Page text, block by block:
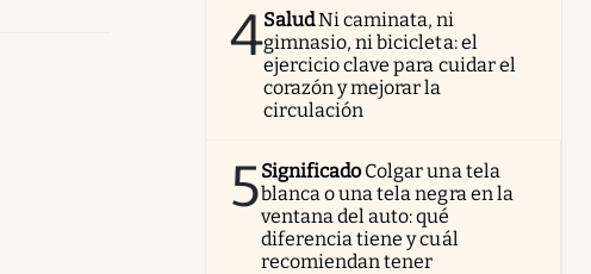
4SaludNi caminata, ni
gimnasio, ni bicicleta: el
ejercicio clave para cuidar el
corazón y mejorar la
circulación
5Significado Colgar una tela
blanca o una tela negra en la
ventana del auto: qué
diferencia tiene y cuál
recomiendan tener